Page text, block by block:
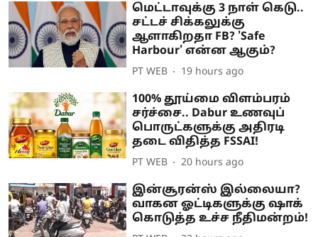
மெட்டாவுக்கு 3 நாள் கெடு..
சட்டச் சிக்கலுக்கு
ஆளாகிறதா FB? 'Safe
Harbour' என்ன ஆகும்?
PT WEB 19 hours ago
100% தூய்மை விளம்பரம்
சர்ச்சை.. Dabur உணவுப்
பொருட்களுக்கு அதிரடி
தடை விதித்த FSSAI!
PT WEB 20 hours ago
இன்சூரன்ஸ் இல்லையா?
வாகன ஓட்டிகளுக்கு ஷாக்
கொடுத்த உச்ச நீதிமன்றம்!